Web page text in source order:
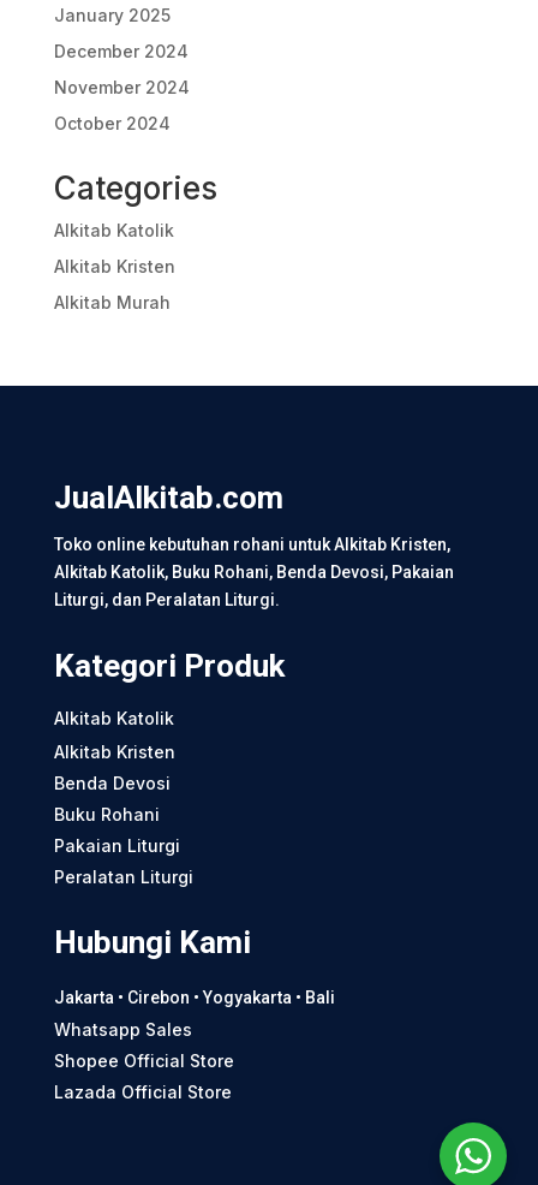
January 2025
December 2024
November 2024
October 2024
Categories
Alkitab Katolik
Alkitab Kristen
Alkitab Murah
JualAlkitab.com
Toko online kebutuhan rohani untuk Alkitab Kristen,
Alkitab Katolik, Buku Rohani, Benda Devosi, Pakaian
Liturgi, dan Peralatan Liturgi.
Kategori Produk
Alkitab Katolik
Alkitab Kristen
Benda Devosi
Buku Rohani
Pakaian Liturgi
Peralatan Liturgi
Hubungi Kami
Jakarta • Cirebon • Yogyakarta • Bali
Whatsapp Sales
Shopee Official Store
Lazada Official Store